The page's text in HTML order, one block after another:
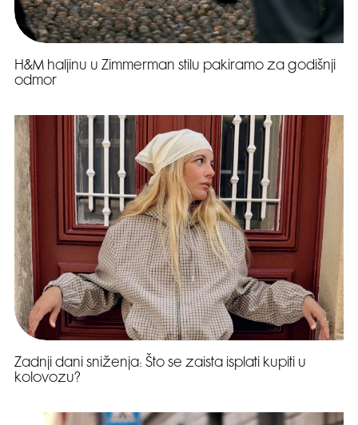
H&M haljinu u Zimmerman stilu pakiramo za godišnji
odmor
Zadnji dani sniženja: Što se zaista isplati kupiti u
kolovozu?